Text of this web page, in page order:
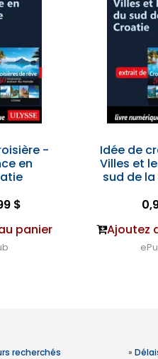
-
en
$
panier
Idée de
Villes et
sud de
Ajoutez
recherchés
»